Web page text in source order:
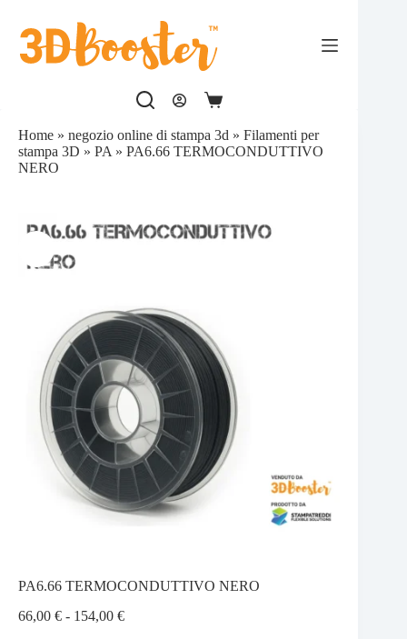
contenuto
Carrello
Home » negozio online di stampa 3d » Filamenti per
stampa 3D » PA » PA6.66 TERMOCONDUTTIVO
NERO
PA6.66 TERMOCONDUTTIVO NERO
66,00 € - 154,00 €Fascia